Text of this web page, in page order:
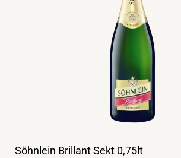
Söhnlein Brillant Sekt 0,75lt